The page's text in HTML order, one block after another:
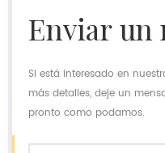
enviar
Si está interesado en
más detalles, deje un
pronto como podamos.